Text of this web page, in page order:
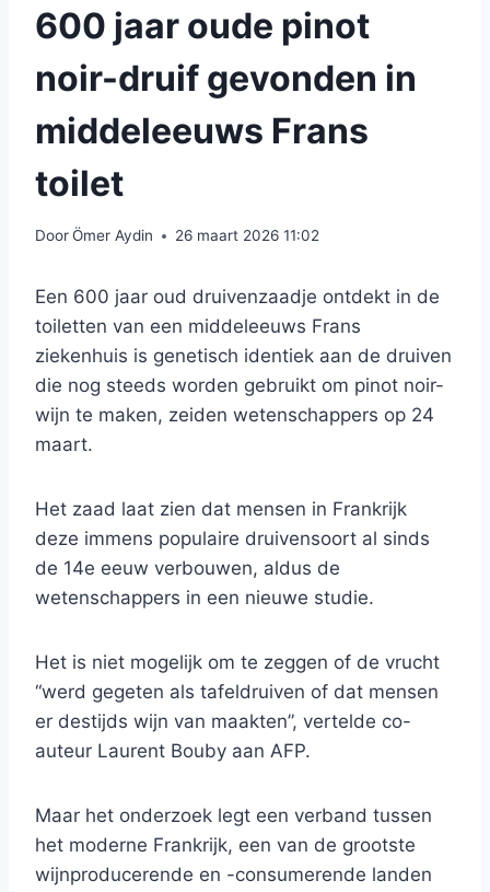
600 jaar oude pinot
noir-druif gevonden in
middeleeuws Frans
toilet
DoorÖmer Aydin 26 maart 2026 11:02
Een 600 jaar oud druivenzaadje ontdekt in de
toiletten van een middeleeuws Frans
ziekenhuis is genetisch identiek aan de druiven
die nog steeds worden gebruikt om pinot noir-
wijn te maken, zeiden wetenschappers op 24
maart.
Het zaad laat zien dat mensen in Frankrijk
deze immens populaire druivensoort al sinds
de 14e eeuw verbouwen, aldus de
wetenschappers in een nieuwe studie.
Het is niet mogelijk om te zeggen of de vrucht
“werd gegeten als tafeldruiven of dat mensen
er destijds wijn van maakten”, vertelde co-
auteur Laurent Bouby aan AFP.
Maar het onderzoek legt een verband tussen
het moderne Frankrijk, een van de grootste
wijnproducerende en -consumerende landen